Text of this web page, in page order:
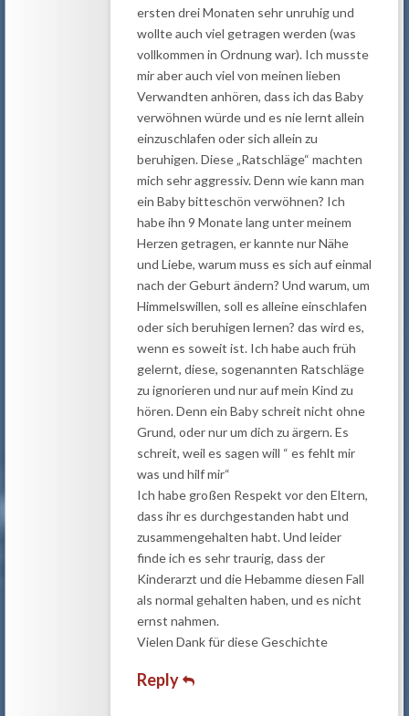
ersten drei Monaten sehr unruhig und
wollte auch viel getragen werden (was
vollkommen in Ordnung war). Ich musste
mir aber auch viel von meinen lieben
Verwandten anhören, dass ich das Baby
verwöhnen würde und es nie lernt allein
einzuschlafen oder sich allein zu
beruhigen. Diese „Ratschläge“ machten
mich sehr aggressiv. Denn wie kann man
ein Baby bitteschön verwöhnen? Ich
habe ihn 9 Monate lang unter meinem
Herzen getragen, er kannte nur Nähe
und Liebe, warum muss es sich auf einmal
nach der Geburt ändern? Und warum, um
Himmelswillen, soll es alleine einschlafen
oder sich beruhigen lernen? das wird es,
wenn es soweit ist. Ich habe auch früh
gelernt, diese, sogenannten Ratschläge
zu ignorieren und nur auf mein Kind zu
hören. Denn ein Baby schreit nicht ohne
Grund, oder nur um dich zu ärgern. Es
schreit, weil es sagen will “ es fehlt mir
was und hilf mir“
Ich habe großen Respekt vor den Eltern,
dass ihr es durchgestanden habt und
zusammengehalten habt. Und leider
finde ich es sehr traurig, dass der
Kinderarzt und die Hebamme diesen Fall
als normal gehalten haben, und es nicht
ernst nahmen.
Vielen Dank für diese Geschichte
Reply